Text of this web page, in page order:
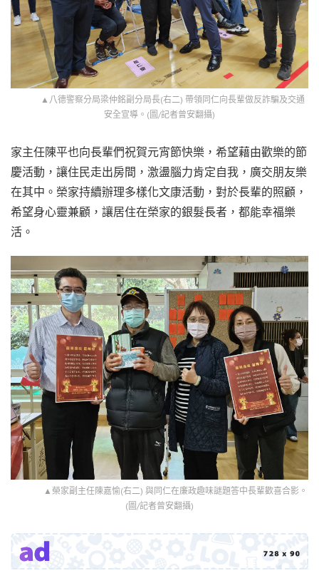
▲八德警察分局梁仲銘副分局長(右二) 帶領同仁向長輩做反詐騙及交通
安全宣導。(圖/記者曾安翻攝)
家主任陳平也向長輩們祝賀元宵節快樂，希望藉由歡樂的節
慶活動，讓住民走出房間，激盪腦力肯定自我，廣交朋友樂
在其中。榮家持續辦理多樣化文康活動，對於長輩的照顧，
希望身心靈兼顧，讓居住在榮家的銀髮長者，都能幸福樂
活。
▲榮家副主任陳嘉愉(右二) 與同仁在廉政趣味謎題答中長輩歡喜合影。
(圖/記者曾安翻攝)